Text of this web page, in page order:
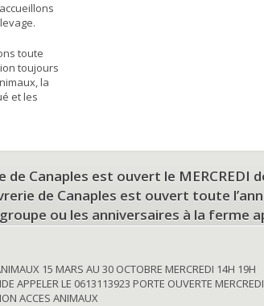
toute
toujours
la
et les
de Canaples est ouvert le MERCREDI
de Canaples est ouvert toute
ou les anniversaires à la ferme
15 MARS AU 30 OCTOBRE MERCREDI 14H 19H
APPELER LE 0613113923 PORTE OUVERTE MERCREDI
ACCES ANIMAUX